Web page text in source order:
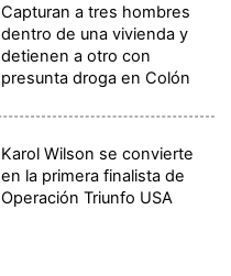
Capturan a tres hombres
dentro de una vivienda y
detienen a otro con
presunta droga en Colón
Karol Wilson se convierte
en la primera finalista de
Operación Triunfo USA